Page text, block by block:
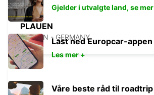
PLAUEN
PLAUEN - GERMANY
Gjelder i utvalgte land, se mer
Last ned Europcar-appen
Les mer +
Våre beste råd til roadtrip